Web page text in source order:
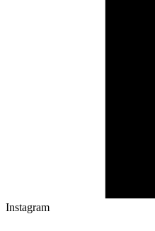
Instagram